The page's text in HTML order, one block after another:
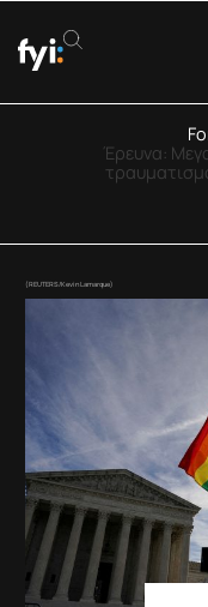
ΟΟΣΑ: Στην
(REUTERS/Kevin Lamarque)